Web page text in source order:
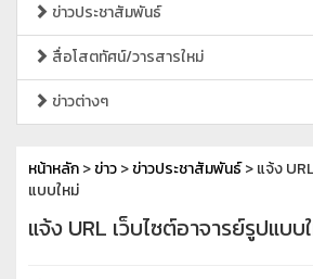
ข่าวประชาสัมพันธ์
สื่อโสตทัศน์/วารสารใหม่
ข่าวต่างๆ
หน้าหลัก>ข่าว>ข่าวประชาสัมพันธ์> แจ้ง
แบบใหม่
แจ้ง URL เว็บไซต์อาจารย์รูปแบบ